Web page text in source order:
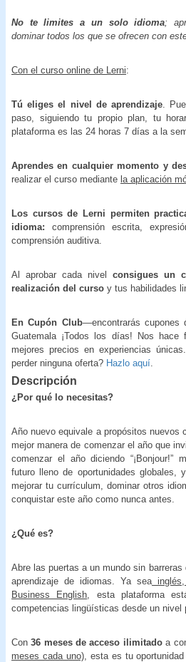
No te limites a un solo idioma;
dominar todos los que se ofrecen con
Con el curso online de Lerni:
Tú eliges el nivel de aprendizaje.
paso, siguiendo tu propio plan, tu
plataforma es las 24 horas 7 días a la
Aprendes en cualquier momento y
realizar el curso mediante la aplicación
Los cursos de Lerni permiten
idioma: comprensión escrita,
comprensión auditiva.
Al aprobar cada nivel consigues un
realización del curso y tus habilidades
En Cupón Club—encontrarás cupones
Guatemala ¡Todos los días! Nos hace
mejores precios en experiencias
perder ninguna oferta? Hazlo aquí
Descripción
¿Por qué lo necesitas?
Año nuevo equivale a propósitos nuevos
mejor manera de comenzar el año que
comenzar el año diciendo “¡Bonjour!”
futuro lleno de oportunidades globales,
mejorar tu currículum, dominar otros
conquistar este año como nunca antes.
¿Qué es?
Abre las puertas a un mundo sin
aprendizaje de idiomas. Ya sea
Business English , esta plataforma
competencias lingüísticas desde un nivel
Con36 meses de acceso ilimitadoa
meses cada uno), esta es tu